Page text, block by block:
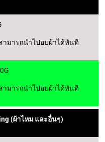
ามารถนำไปอบผ้าได้ทันที
ามารถนำไปอบผ้าได้ทันที
(ผ้าไหม และอื่นๆ)